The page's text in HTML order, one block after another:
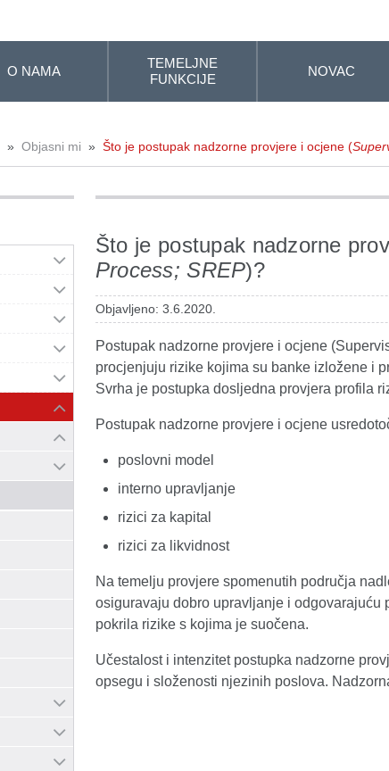
O NAMA
TEMELJNE
FUNKCIJE
NOVAC
» Objasni mi » Što je postupak nadzorne provjere i ocjene (
Što je postupak nadzorne
Process; SREP)?
Objavljeno: 3.6.2020.
Postupak nadzorne provjere i ocjene
procjenjuju rizike kojima su banke izložene i
Svrha je postupka dosljedna provjera profila
Postupak nadzorne provjere i ocjene
poslovni model
interno upravljanje
rizici za kapital
rizici za likvidnost
Na temelju provjere spomenutih područja
osiguravaju dobro upravljanje i
pokrila rizike s kojima je suočena.
Učestalost i intenzitet postupka nadzorne
opsegu i složenosti njezinih poslova.